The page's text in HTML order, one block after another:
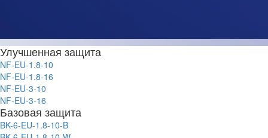
Улучшенная защита
NF-EU-1.8-10
NF-EU-1.8-16
NF-EU-3-10
NF-EU-3-16
Базовая защита
BK-6-EU-1.8-10-B